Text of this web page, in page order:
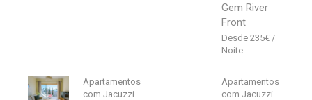
Gem River
Front
235€
Apartamentos
com Jacuzzi
Apartamentos
com Jacuzzi